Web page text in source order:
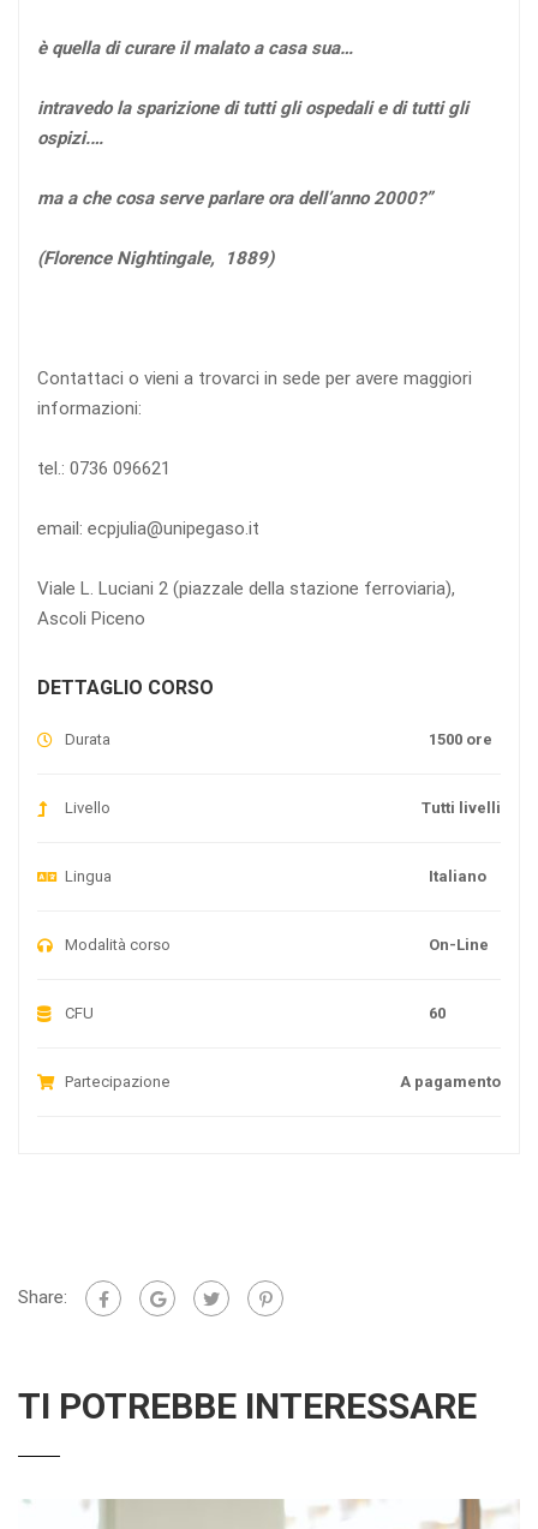
è quella di curare il malato a casa sua…
intravedo la sparizione di tutti gli ospedali e di tutti gli
ospizi.…
ma a che cosa serve parlare ora dell’anno 2000?”
(Florence Nightingale, 1889)
Contattaci o vieni a trovarci in sede per avere maggiori
informazioni:
tel.: 0736 096621
email: ecpjulia@unipegaso.it
Viale L. Luciani 2 (piazzale della stazione ferroviaria),
Ascoli Piceno
DETTAGLIO CORSO
Durata 1500 ore
Livello Tutti livelli
Lingua Italiano
Modalità corso On-Line
CFU 60
Partecipazione A pagamento
Share:
TI POTREBBE INTERESSARE